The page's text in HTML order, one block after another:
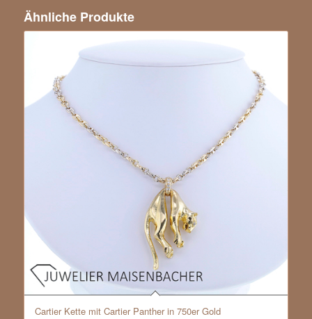
Ähnliche Produkte
Cartier Kette mit Cartier Panther in 750er Gold